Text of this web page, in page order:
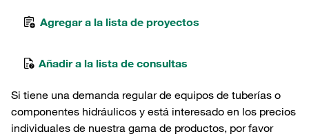
Agregar a la lista de proyectos
Añadir a la lista de consultas
Si tiene una demanda regular de equipos de tuberías o
componentes hidráulicos y está interesado en los precios
individuales de nuestra gama de productos, por favor